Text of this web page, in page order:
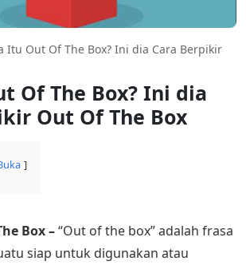
Itu Out Of The Box? Ini dia Cara Berpikir
Of The Box? Ini dia
Out Of The Box
Box –“Out of the box” adalah frasa
siap untuk digunakan atau